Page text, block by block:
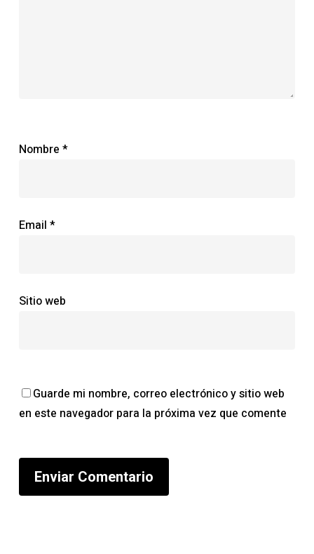
Nombre *
Email *
Sitio web
Guarde mi nombre, correo electrónico y sitio web
en este navegador para la próxima vez que comente